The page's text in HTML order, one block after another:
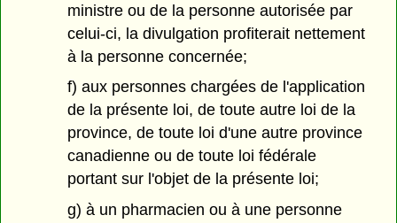
ministre ou de la personne autorisée par
celui-ci, la divulgation profiterait nettement
à la personne concernée;
f) aux personnes chargées de l'application
de la présente loi, de toute autre loi de la
province, de toute loi d'une autre province
canadienne ou de toute loi fédérale
portant sur l'objet de la présente loi;
g) à un pharmacien ou à une personne